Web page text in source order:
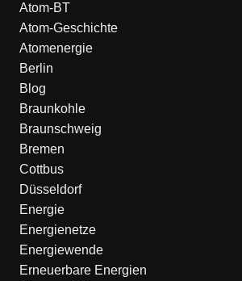
Atom-BT
Atom-Geschichte
Atomenergie
Berlin
Blog
Braunkohle
Braunschweig
Bremen
Cottbus
Düsseldorf
Energie
Energienetze
Energiewende
Erneuerbare Energien